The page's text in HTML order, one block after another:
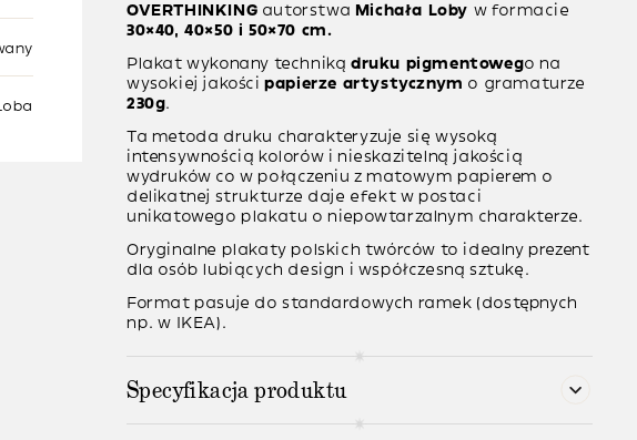
OVERTHINKING autorstwa Michała Loby w formacie
30×40, 40×50 i 50×70 cm.
Plakat wykonany techniką druku pigmentowego na
wysokiej jakościpapierze artystycznym o gramaturze
230g.
Ta metoda druku charakteryzuje się wysoką
intensywnością kolorów i nieskazitelną jakością
wydruków co w połączeniu z matowym papierem o
delikatnej strukturze daje efekt w postaci
unikatowego plakatu o niepowtarzalnym charakterze.
Oryginalne plakaty polskich twórców to idealny prezent
dla osób lubiących design i współczesną sztukę.
Format pasuje do standardowych ramek (dostępnych
np. w IKEA).
Specyfikacja produktu